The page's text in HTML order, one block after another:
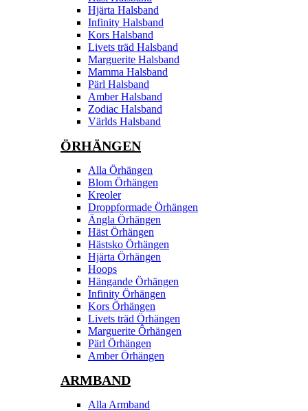
Hjärta Halsband
Infinity Halsband
Kors Halsband
Livets träd Halsband
Marguerite Halsband
Mamma Halsband
Pärl Halsband
Amber Halsband
Zodiac Halsband
Världs Halsband
ÖRHÄNGEN
Alla Örhängen
Blom Örhängen
Kreoler
Droppformade Örhängen
Ängla Örhängen
Häst Örhängen
Hästsko Örhängen
Hjärta Örhängen
Hoops
Hängande Örhängen
Infinity Örhängen
Kors Örhängen
Livets träd Örhängen
Marguerite Ôrhängen
Pärl Örhängen
Amber Örhängen
ARMBAND
Alla Armband